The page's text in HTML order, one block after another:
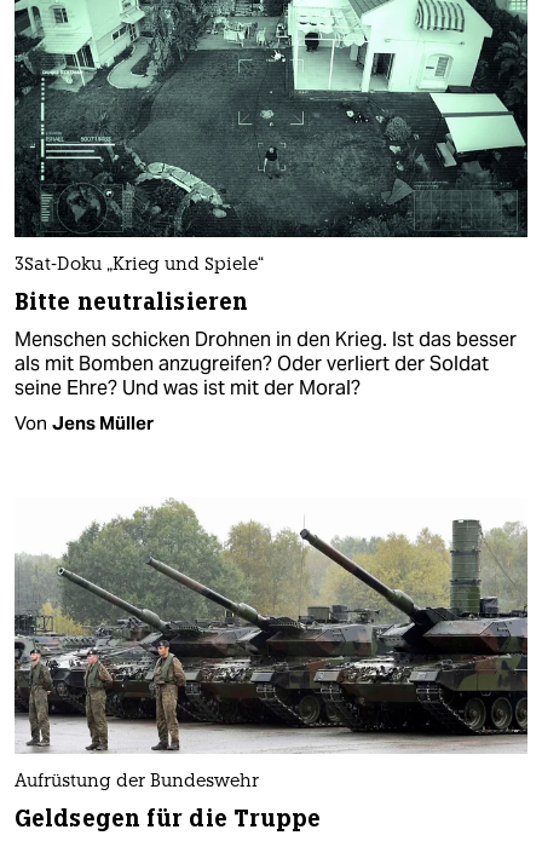
3Sat-Doku „Krieg und Spiele“
Bitte neutralisieren
Menschen schicken Drohnen in den Krieg. Ist das besser
als mit Bomben anzugreifen? Oder verliert der Soldat
seine Ehre? Und was ist mit der Moral?
Von Jens Müller
Aufrüstung der Bundeswehr
Geldsegen für die Truppe